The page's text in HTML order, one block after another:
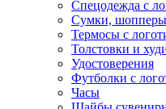
Спецодежда с
Сумки, шопперы
Термосы с
Толстовки и
Удостоверения
Футболки с
Часы